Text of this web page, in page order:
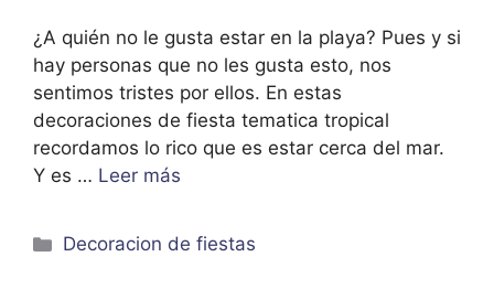
¿A quién no le gusta estar en la playa? Pues y si
hay personas que no les gusta esto, nos
sentimos tristes por ellos. En estas
decoraciones de fiesta tematica tropical
recordamos lo rico que es estar cerca del mar.
Y es … Leer más
Categorías
Decoracion de fiestas